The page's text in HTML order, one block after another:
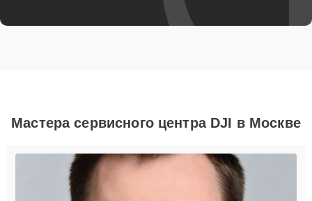
Мастера сервисного центра DJI в Москве